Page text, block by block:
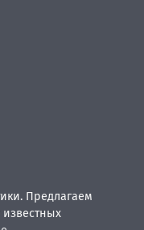
Предлагаем
известных